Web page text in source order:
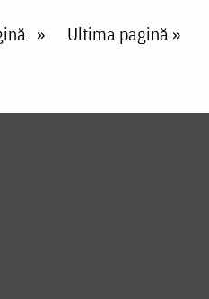
Last page
Ultima pagină »